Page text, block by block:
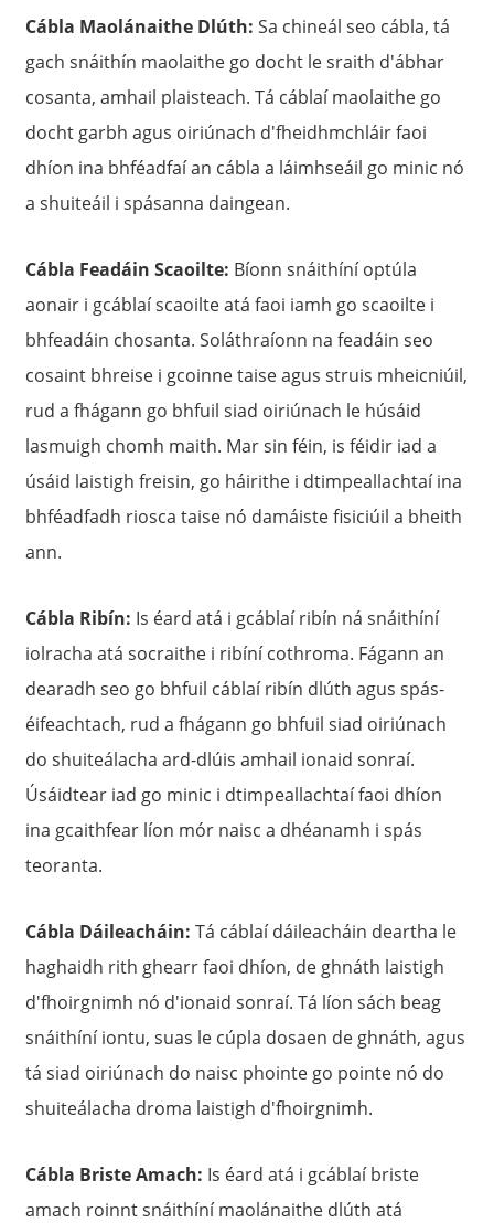
Cábla Maolánaithe Dlúth: Sa chineál seo cábla, tá
gach snáithín maolaithe go docht le sraith d'ábhar
cosanta, amhail plaisteach. Tá cáblaí maolaithe go
docht garbh agus oiriúnach d'fheidhmchláir faoi
dhíon ina bhféadfaí an cábla a láimhseáil go minic nó
a shuiteáil i spásanna daingean.
Cábla Feadáin Scaoilte: Bíonn snáithíní optúla
aonair i gcáblaí scaoilte atá faoi iamh go scaoilte i
bhfeadáin chosanta. Soláthraíonn na feadáin seo
cosaint bhreise i gcoinne taise agus struis mheicniúil,
rud a fhágann go bhfuil siad oiriúnach le húsáid
lasmuigh chomh maith. Mar sin féin, is féidir iad a
úsáid laistigh freisin, go háirithe i dtimpeallachtaí ina
bhféadfadh riosca taise nó damáiste fisiciúil a bheith
ann.
Cábla Ribín: Is éard atá i gcáblaí ribín ná snáithíní
iolracha atá socraithe i ribíní cothroma. Fágann an
dearadh seo go bhfuil cáblaí ribín dlúth agus spás-
éifeachtach, rud a fhágann go bhfuil siad oiriúnach
do shuiteálacha ard-dlúis amhail ionaid sonraí.
Úsáidtear iad go minic i dtimpeallachtaí faoi dhíon
ina gcaithfear líon mór naisc a dhéanamh i spás
teoranta.
Cábla Dáileacháin: Tá cáblaí dáileacháin deartha le
haghaidh rith ghearr faoi dhíon, de ghnáth laistigh
d'fhoirgnimh nó d'ionaid sonraí. Tá líon sách beag
snáithíní iontu, suas le cúpla dosaen de ghnáth, agus
tá siad oiriúnach do naisc phointe go pointe nó do
shuiteálacha droma laistigh d'fhoirgnimh.
Cábla Briste Amach: Is éard atá i gcáblaí briste
amach roinnt snáithíní maolánaithe dlúth atá